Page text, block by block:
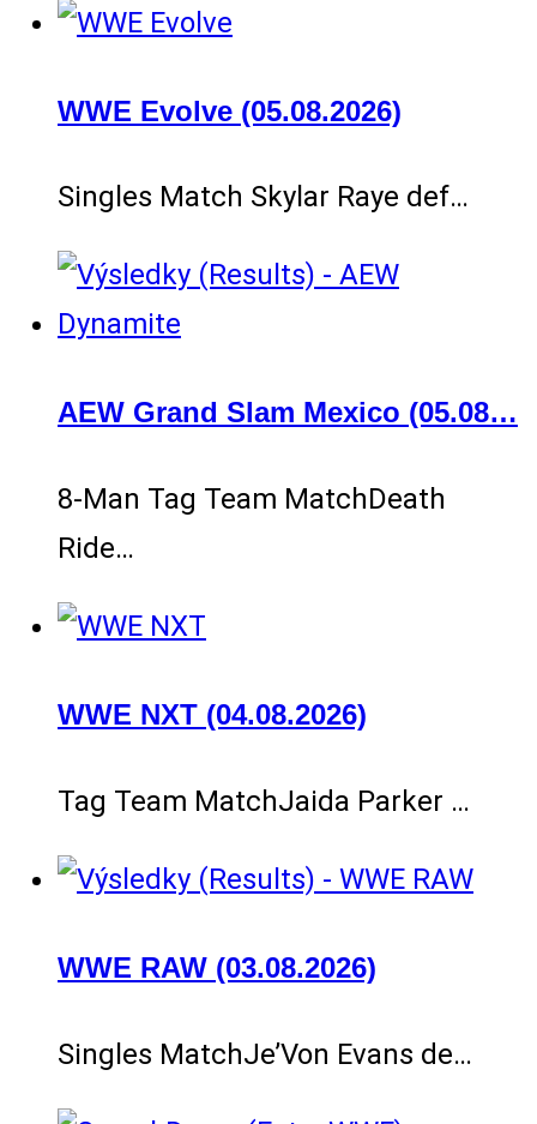
WWE Evolve (05.08.2026)
Singles Match Skylar Raye def…
AEW Grand Slam Mexico (05.08…
8-Man Tag Team MatchDeath
Ride…
WWE NXT (04.08.2026)
Tag Team MatchJaida Parker …
WWE RAW (03.08.2026)
Singles MatchJe’Von Evans de…